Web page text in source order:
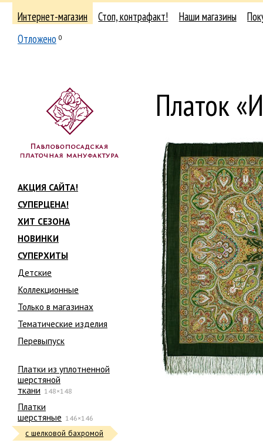
Интернет-магазин Стоп, контрафакт! Наши магазины
Отложено 0
АКЦИЯ САЙТА!
СУПЕРЦЕНА!
ХИТ СЕЗОНА
НОВИНКИ
СУПЕРХИТЫ
Детские
Коллекционные
Только в магазинах
Тематические изделия
Перевыпуск
Платки из уплотненной
шерстяной
ткани 148×148
Платки
шерстяные 146×146
с шелковой бахромой
Платок